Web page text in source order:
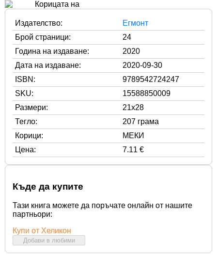
Издателство:
Егмонт
Брой страници:
24
Година на издаване:
2020
Дата на издаване:
2020-09-30
ISBN:
9789542724247
SKU:
15588850009
Размери:
21x28
Тегло:
207 грама
Корици:
МЕКИ
Цена:
7.11 €
Къде да купите
Тази книга можете да поръчате онлайн от нашите
партньори:
Купи от Хеликон
Добави в любими